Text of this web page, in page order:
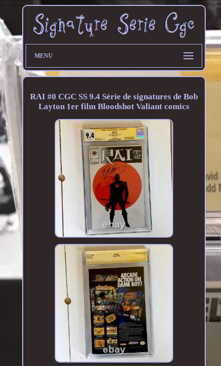
MENU
RAI #0 CGC SS 9.4 Série de signatures de Bob
Layton 1er film Bloodshot Valiant comics